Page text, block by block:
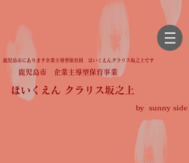
鹿児島市にあります企業主導型保育園 ほいくえんクラリス坂之上です
鹿児島市 企業主導型保育事業
ほいくえん クラリス坂之上
by sunny side